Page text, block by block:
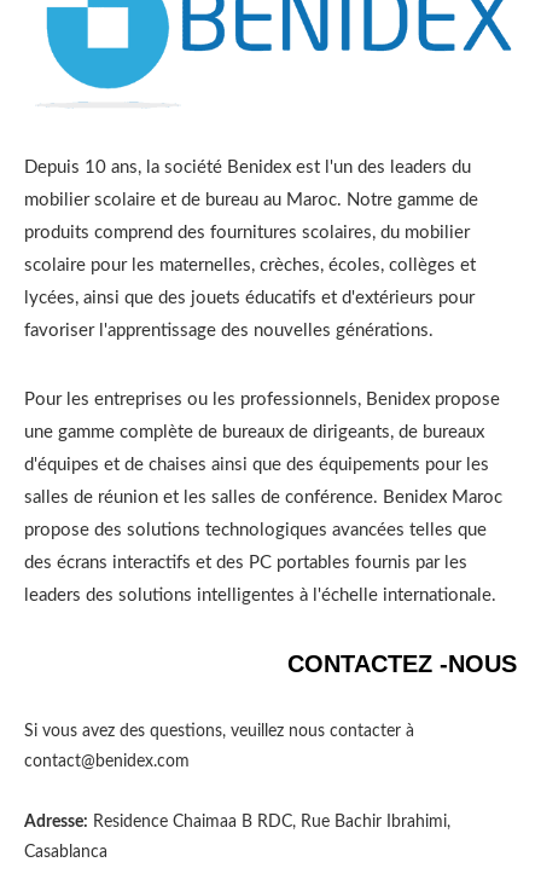
Depuis 10 ans, la société Benidex est l'un des leaders du
mobilier scolaire et de bureau au Maroc. Notre gamme de
produits comprend des fournitures scolaires, du mobilier
scolaire pour les maternelles, crèches, écoles, collèges et
lycées, ainsi que des jouets éducatifs et d'extérieurs pour
favoriser l'apprentissage des nouvelles générations.
Pour les entreprises ou les professionnels, Benidex propose
une gamme complète de bureaux de dirigeants, de bureaux
d'équipes et de chaises ainsi que des équipements pour les
salles de réunion et les salles de conférence. Benidex Maroc
propose des solutions technologiques avancées telles que
des écrans interactifs et des PC portables fournis par les
leaders des solutions intelligentes à l'échelle internationale.
CONTACTEZ -NOUS
Si vous avez des questions, veuillez nous contacter à
contact@benidex.com
Adresse: Residence Chaimaa B RDC, Rue Bachir Ibrahimi,
Casablanca